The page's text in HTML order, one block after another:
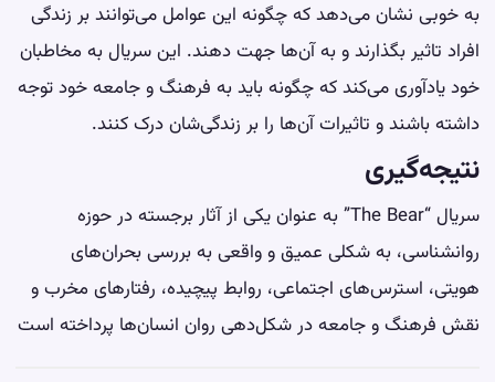
به خوبی نشان می‌دهد که چگونه این عوامل می‌توانند بر زندگی
افراد تاثیر بگذارند و به آن‌ها جهت دهند. این سریال به مخاطبان
خود یادآوری می‌کند که چگونه باید به فرهنگ و جامعه خود توجه
داشته باشند و تاثیرات آن‌ها را بر زندگی‌شان درک کنند.
نتیجه‌گیری
سریال “The Bear” به عنوان یکی از آثار برجسته در حوزه
روانشناسی، به شکلی عمیق و واقعی به بررسی بحران‌های
هویتی، استرس‌های اجتماعی، روابط پیچیده، رفتارهای مخرب و
نقش فرهنگ و جامعه در شکل‌دهی روان انسان‌ها پرداخته است